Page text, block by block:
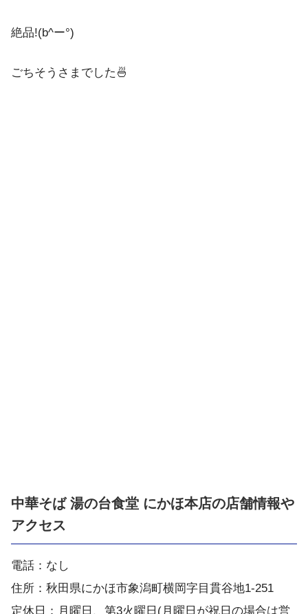
絶品!(b^ー°)
ごちそうさまでした🍜
中華そば 湯の台食堂 にかほ本店の店舗情報や
アクセス
電話：なし
住所：秋田県にかほ市象潟町横岡字目貫谷地1-251
定休日：月曜日、第3火曜日(月曜日が祝日の場合は営